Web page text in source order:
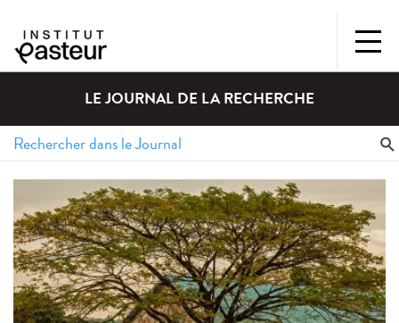
LE JOURNAL DE LA RECHERCHE